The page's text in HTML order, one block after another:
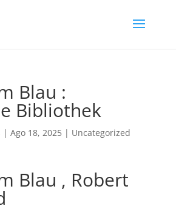
Blau :
Bibliothek
| Ago 18, 2025| Uncategorized
Blau , Robert